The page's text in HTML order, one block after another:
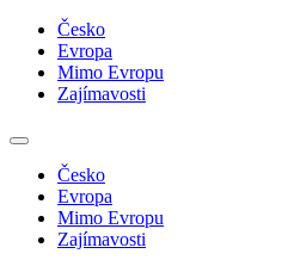
Česko
Evropa
Mimo Evropu
Zajímavosti
Česko
Evropa
Mimo Evropu
Zajímavosti